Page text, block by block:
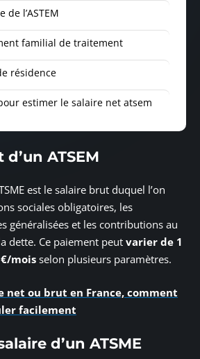
de l’ASTEM
familial de traitement
résidence
estimer le salaire net atsem
ATSEM
est le salaire brut duquel l’on
sociales obligatoires, les
généralisées et les contributions au
dette. Ce paiement peut varier de 1
mois selon plusieurs paramètres.
net ou brut en France, comment
facilement
d’un ATSME